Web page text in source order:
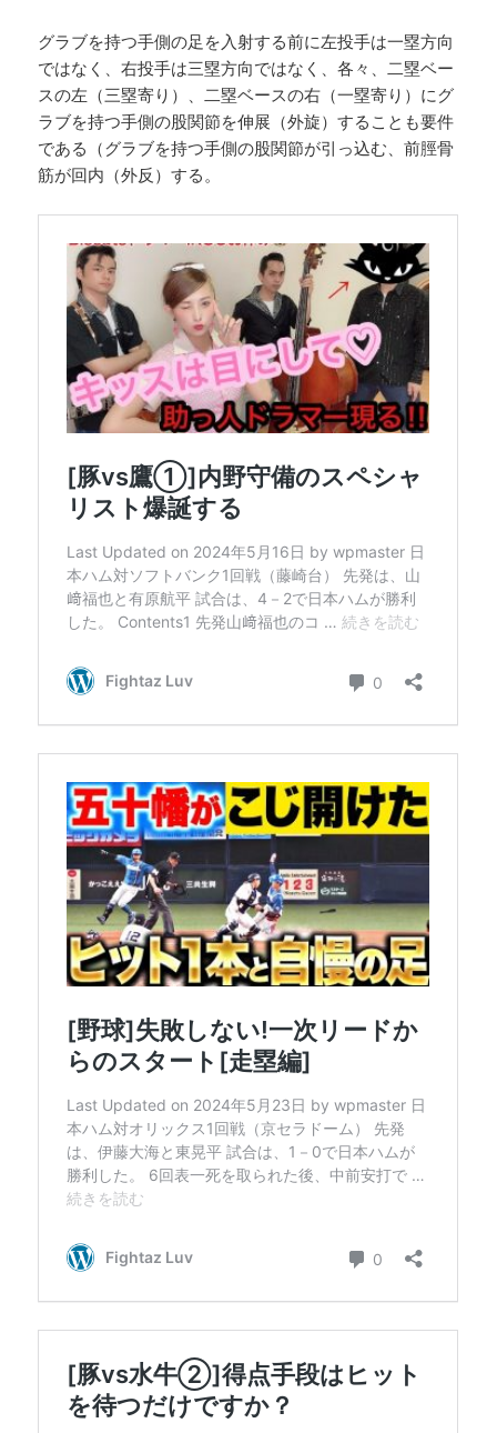
グラブを持つ手側の足を入射する前に左投手は一塁方向
ではなく、右投手は三塁方向ではなく、各々、二塁ベー
スの左（三塁寄り）、二塁ベースの右（一塁寄り）にグ
ラブを持つ手側の股関節を伸展（外旋）することも要件
である（グラブを持つ手側の股関節が引っ込む、前脛骨
筋が回内（外反）する。